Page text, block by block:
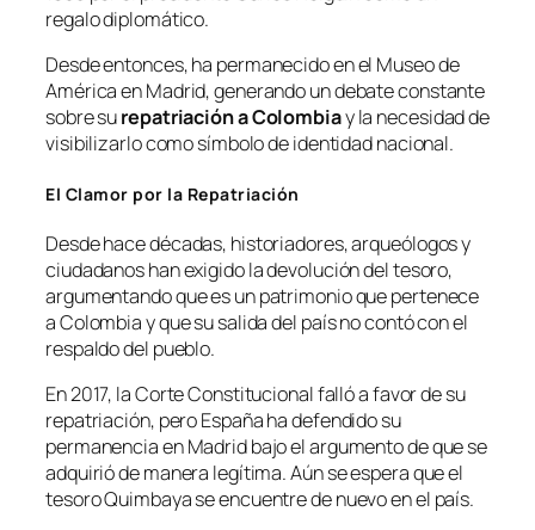
regalo diplomático.
Desde entonces, ha permanecido en el Museo de
América en Madrid, generando un debate constante
sobre surepatriación a Colombiay la necesidad de
visibilizarlo como símbolo de identidad nacional.
El Clamor por la Repatriación
Desde hace décadas, historiadores, arqueólogos y
ciudadanos han exigido la devolución del tesoro,
argumentando que es un patrimonio que pertenece
a Colombia y que su salida del país no contó con el
respaldo del pueblo.
En 2017, la Corte Constitucional falló a favor de su
repatriación, pero España ha defendido su
permanencia en Madrid bajo el argumento de que se
adquirió de manera legítima. Aún se espera que el
tesoro Quimbaya se encuentre de nuevo en el país.